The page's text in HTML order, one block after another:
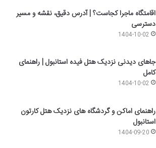
اقامتگاه ماجرا کجاست؟ | آدرس دقیق، نقشه و مسیر
دسترسی
1404-10-02
جاهای دیدنی نزدیک هتل فیده استانبول | راهنمای
کامل
1404-10-02
راهنمای اماکن و گردشگاه های نزدیک هتل کارتون
استانبول
1404-09-20